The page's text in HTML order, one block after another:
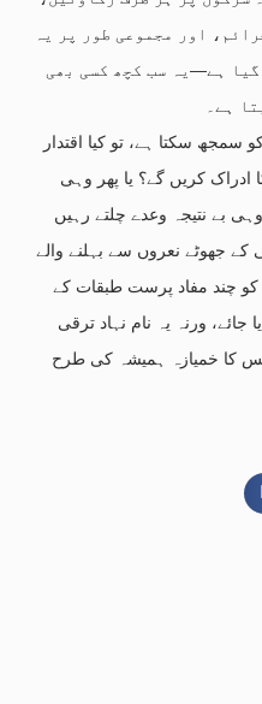
اور مجموعی طور پر یہ
ہے—یہ سب کچھ کسی بھی
سکتا ہے، تو کیا اقتدار
ادراک کریں گے؟ یا پھر وہی
بے نتیجہ وعدے چلتے رہیں
جھوٹے نعروں سے بہلنے والے
چند مفاد پرست طبقات کے
جائے، ورنہ یہ نام نہاد ترقی
کا خمیازہ ہمیشہ کی طرح